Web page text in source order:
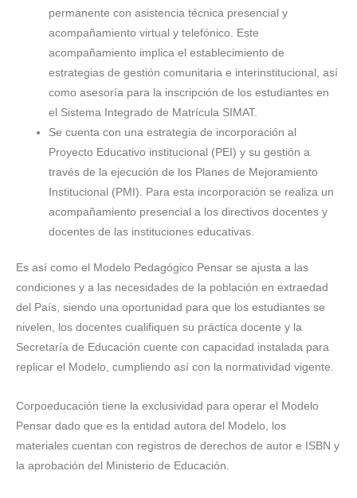
permanente con asistencia técnica presencial y
acompañamiento virtual y telefónico. Este
acompañamiento implica el establecimiento de
estrategias de gestión comunitaria e interinstitucional, así
como asesoría para la inscripción de los estudiantes en
el Sistema Integrado de Matrícula SIMAT.
Se cuenta con una estrategia de incorporación al
Proyecto Educativo institucional (PEI) y su gestión a
través de la ejecución de los Planes de Mejoramiento
Institucional (PMI). Para esta incorporación se realiza un
acompañamiento presencial a los directivos docentes y
docentes de las instituciones educativas.
Es así como el Modelo Pedagógico Pensar se ajusta a las
condiciones y a las necesidades de la población en extraedad
del País, siendo una oportunidad para que los estudiantes se
nivelen, los docentes cualifiquen su práctica docente y la
Secretaría de Educación cuente con capacidad instalada para
replicar el Modelo, cumpliendo así con la normatividad vigente.
Corpoeducación tiene la exclusividad para operar el Modelo
Pensar dado que es la entidad autora del Modelo, los
materiales cuentan con registros de derechos de autor e ISBN y
la aprobación del Ministerio de Educación.